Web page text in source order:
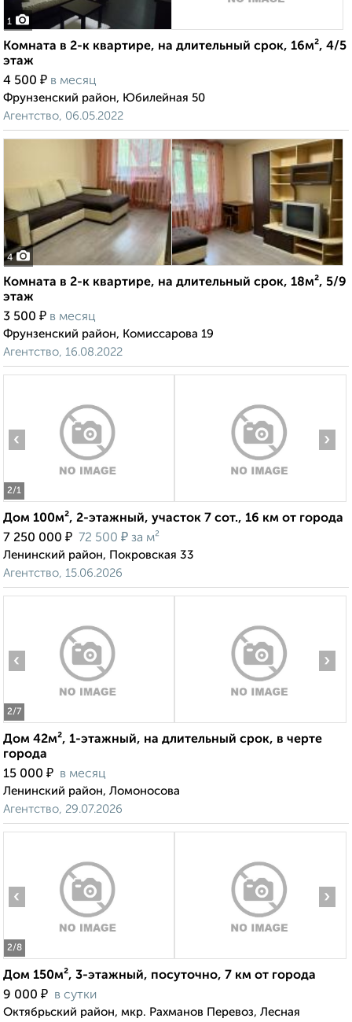
1
Комната в 2-к квартире, на длительный срок, 16м², 4/5
этаж
4 500 ₽ в месяц
Фрунзенский район, Юбилейная 50
Агентство, 06.05.2022
4
Комната в 2-к квартире, на длительный срок, 18м², 5/9
этаж
3 500 ₽ в месяц
Фрунзенский район, Комиссарова 19
Агентство, 16.08.2022
2/1
‹ ›
Дом 100м², 2-этажный, участок 7 сот., 16 км от города
7 250 000 ₽ 72 500 ₽ за м²
Ленинский район, Покровская 33
Агентство, 15.06.2026
2/7
‹ ›
Дом 42м², 1-этажный, на длительный срок, в черте
города
15 000 ₽ в месяц
Ленинский район, Ломоносова
Агентство, 29.07.2026
2/8
‹ ›
Дом 150м², 3-этажный, посуточно, 7 км от города
9 000 ₽ в сутки
Октябрьский район, мкр. Рахманов Перевоз, Лесная